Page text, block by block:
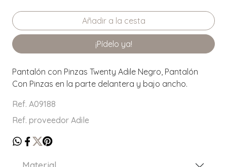
¡Pídelo ya!
Pantalón con Pinzas Twenty Adile Negro, Pantalón
Con Pinzas en la parte delantera y bajo ancho.
Ref. A09188
Ref. proveedor Adile